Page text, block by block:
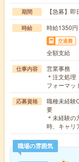
期間 【急募】
時給 時給1350
交通費
全額支給
仕事内容
営業事務
＊注文処
フォーマッ
応募資格
職種未経験
要
＊未経験
時、キャリ
職場の雰囲気